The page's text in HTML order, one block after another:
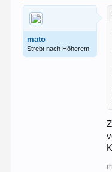
mato
Strebt nach Höherem